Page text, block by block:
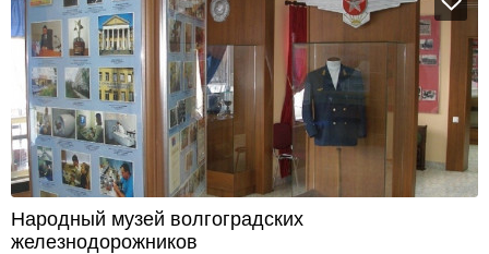
Народный музей волгоградских
железнодорожников